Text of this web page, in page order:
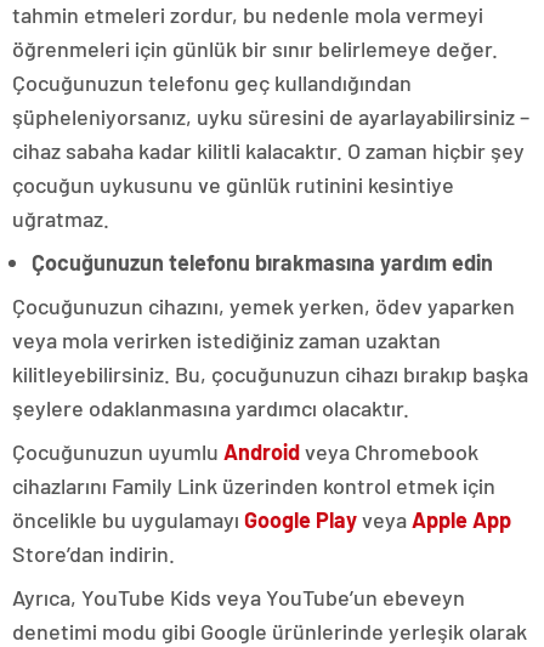
tahmin etmeleri zordur, bu nedenle mola vermeyi
öğrenmeleri için günlük bir sınır belirlemeye değer.
Çocuğunuzun telefonu geç kullandığından
şüpheleniyorsanız, uyku süresini de ayarlayabilirsiniz –
cihaz sabaha kadar kilitli kalacaktır. O zaman hiçbir şey
çocuğun uykusunu ve günlük rutinini kesintiye
uğratmaz.
Çocuğunuzun telefonu bırakmasına yardım edin
Çocuğunuzun cihazını, yemek yerken, ödev yaparken
veya mola verirken istediğiniz zaman uzaktan
kilitleyebilirsiniz. Bu, çocuğunuzun cihazı bırakıp başka
şeylere odaklanmasına yardımcı olacaktır.
Çocuğunuzun uyumlu Androidveya Chromebook
cihazlarını Family Link üzerinden kontrol etmek için
öncelikle bu uygulamayı Google PlayveyaApple App
Store’dan indirin.
Ayrıca, YouTube Kids veya YouTube’un ebeveyn
denetimi modu gibi Google ürünlerinde yerleşik olarak